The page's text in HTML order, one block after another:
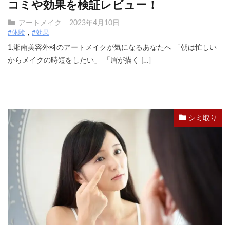
コミや効果を検証レビュー！
アートメイク 2023年4月10日
#体験 #効果
1.湘南美容外科のアートメイクが気になるあなたへ 「朝は忙しい
からメイクの時短をしたい」 「眉が描く […]
シミ取り